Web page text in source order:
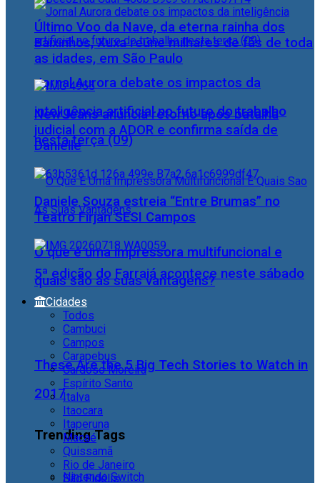
Jornal Aurora debate os impactos da
inteligência artificial no futuro do trabalho
nesta terça (09)
O que é uma impressora multifuncional e
quais são as suas vantagens?
These Are the 5 Big Tech Stories to Watch in
2017
Trending Tags
Nintendo Switch
Último Voo da Nave, da eterna rainha dos
Baixinhos, Xuxa reúne milhares de fãs de toda
as idades, em São Paulo
NewJeans anuncia retorno após batalha
judicial com a ADOR e confirma saída de
Danielle
Daniele Souza estreia “Entre Brumas” no
Teatro Firjan SESI Campos
5ª edição do Farraiá acontece neste sábado
Cidades
Todos
Cambuci
Campos
Carapebus
Cardoso Moreira
Espírito Santo
Italva
Itaocara
Itaperuna
Macaé
Quissamã
Rio de Janeiro
São Fidélis